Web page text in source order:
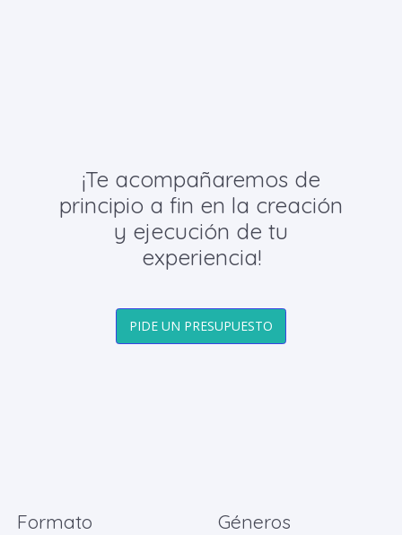
¡Te acompañaremos de
principio a fin en la creación
y ejecución de tu
experiencia!
PIDE UN PRESUPUESTO
Formato Géneros